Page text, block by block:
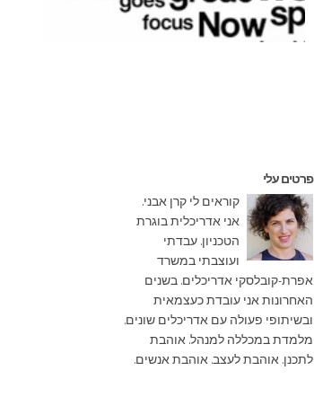
פרטים עלי
קוראים לי קרן אבני.
אני אדריכלית בוגרת
הטכניון. עבדתי
ועוצבתי במשרד
אפרת-קובלסקי אדריכלים. בשנים
האחרונות אני עובדת כעצמאית
ובשיתופי פעולה עם אדריכלים שונים.
מלמדת במכללה למנהל. אוהבת
לתכנן. אוהבת לעצב. אוהבת אנשים.